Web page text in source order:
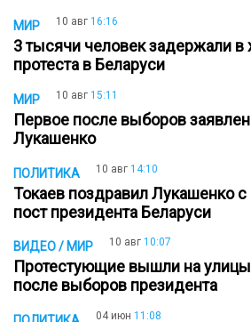
МИР 10 авг 16:16
3 тысячи человек задержали в
протеста в Беларуси
МИР 10 авг 15:11
Первое после выборов
Лукашенко
ПОЛИТИКА 10 авг 14:10
Токаев поздравил Лукашенко
пост президента Беларуси
ВИДЕО / МИР 10 авг 10:07
Протестующие вышли на
после выборов президента
04 июн 11:08